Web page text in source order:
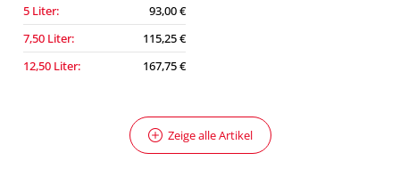
5 Liter:
93,00 €
7,50 Liter:
115,25 €
12,50 Liter:
167,75 €
Zeige alle Artikel